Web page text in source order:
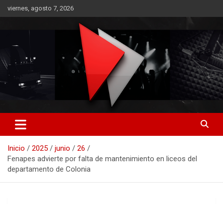
Saltar
al
viernes, agosto 7, 2026
RO CONTENIDOS
Inicio 2025 junio
26
Fenapes advierte por falta de mantenimiento en liceos del
departamento de Colonia